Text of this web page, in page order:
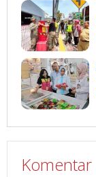
Komentar